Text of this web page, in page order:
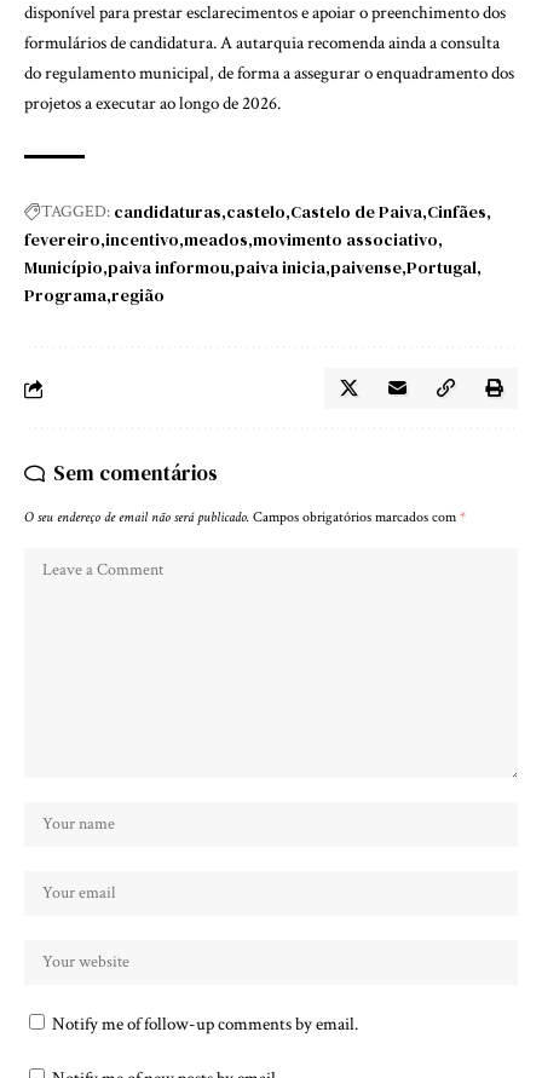
disponível para prestar esclarecimentos e apoiar o preenchimento dos
formulários de candidatura. A autarquia recomenda ainda a consulta
do regulamento municipal, de forma a assegurar o enquadramento dos
projetos a executar ao longo de 2026.
TAGGED: candidaturas castelo Castelo de Paiva Cinfães
fevereiro incentivo meados movimento associativo
Município paiva informou paiva inicia paivense Portugal
Programa região
Sem comentários
O seu endereço de email não será publicado. Campos obrigatórios marcados com *
Notify me of follow-up comments by email.